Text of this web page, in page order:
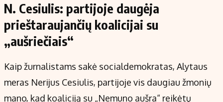
N. Cesiulis: partijoje daugėja
prieštaraujančių koalicijai su
„aušriečiais“
Kaip žurnalistams sakė socialdemokratas, Alytaus
meras Nerijus Cesiulis, partijoje vis daugiau žmonių
mano, kad koaliciją su „Nemuno aušra“ reikėtų